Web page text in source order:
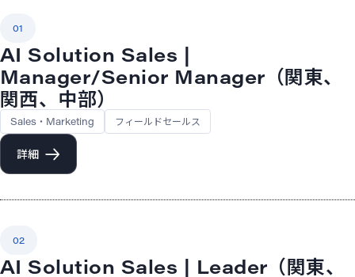
01
AI Solution Sales |
Manager/Senior Manager（関東、
関西、中部）
Sales・Marketing フィールドセールス
詳細
02
AI Solution Sales | Leader（関東、